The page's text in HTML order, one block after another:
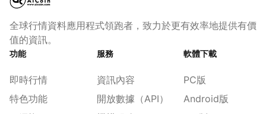
全球行情資料應用程式領跑者，致力於更有效率地提供有價
值的資訊。
功能
即時行情
特色功能
服務
資訊內容
開放數據（API）
軟體下載
PC版
Android版